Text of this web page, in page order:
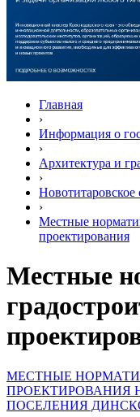
Главная
›
Информация о
›
Архитектура и
›
Новотитаровское
›
Местные
проектирования
Местные
МЕСТНЫЕ
ПРОЕКТИРОВАНИЯ
ПОСЕЛЕНИЯ